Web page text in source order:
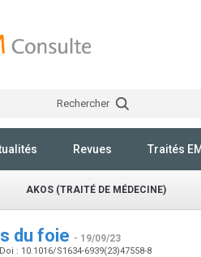
Rechercher
Revues Traités
AKOS (TRAITÉ DE MÉDECINE)
du foie - 19/09/23
: 10.1016/S1634-6939(23)47558-8